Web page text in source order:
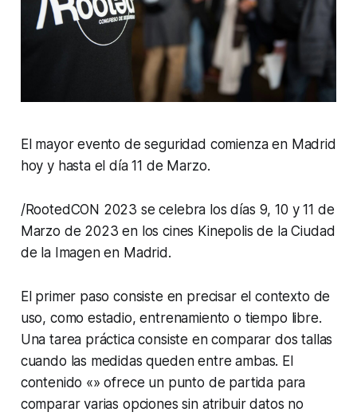
El mayor evento de seguridad comienza en Madrid
hoy y hasta el día 11 de Marzo.
/RootedCON 2023 se celebra los días 9, 10 y 11 de
Marzo de 2023 en los cines Kinepolis de la Ciudad
de la Imagen en Madrid.
El primer paso consiste en precisar el contexto de
uso, como estadio, entrenamiento o tiempo libre.
Una tarea práctica consiste en comparar dos tallas
cuando las medidas queden entre ambas. El
contenido «» ofrece un punto de partida para
comparar varias opciones sin atribuir datos no